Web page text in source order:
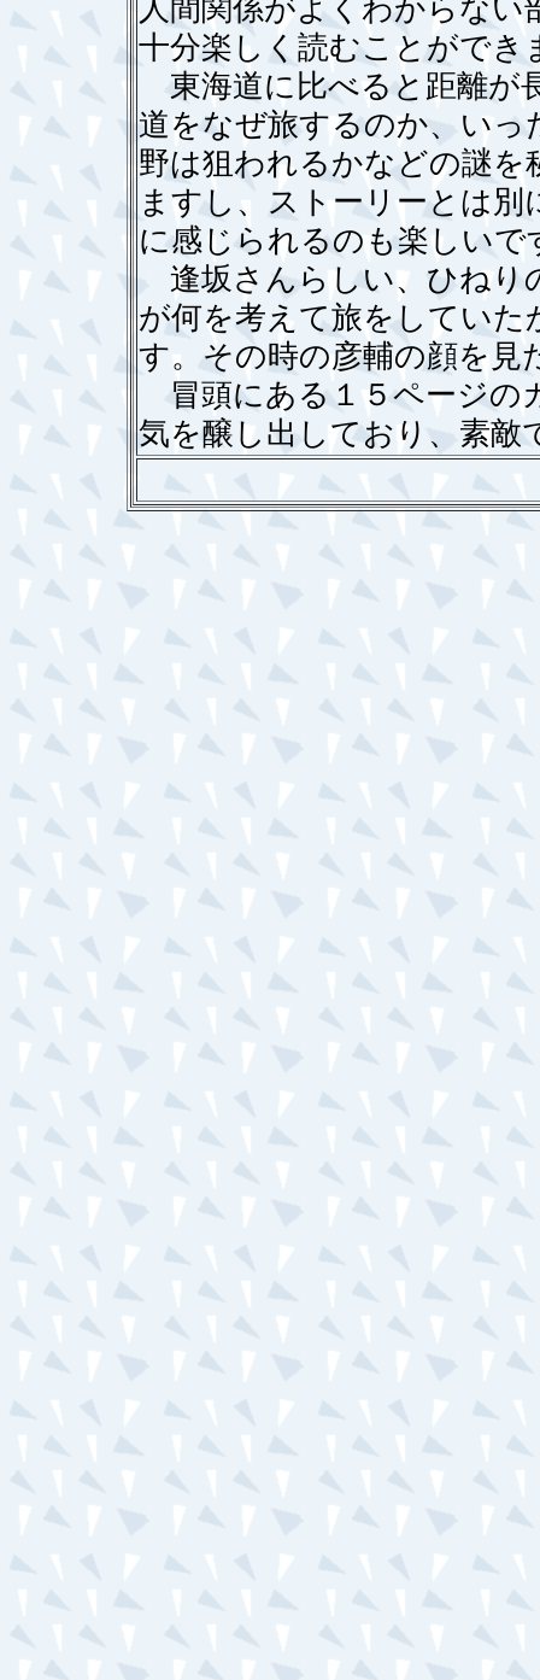
人間関係がよくわからな
十分楽しく読むことができ
東海道に比べると距離が
道をなぜ旅するのか、いっ
野は狙われるかなどの謎
ますし、ストーリーとは
に感じられるのも楽しいで
逢坂さんらしい、ひねり
が何を考えて旅をしてい
す。その時の彦輔の顔を見
冒頭にある１５ページの
気を醸し出しており、素敵